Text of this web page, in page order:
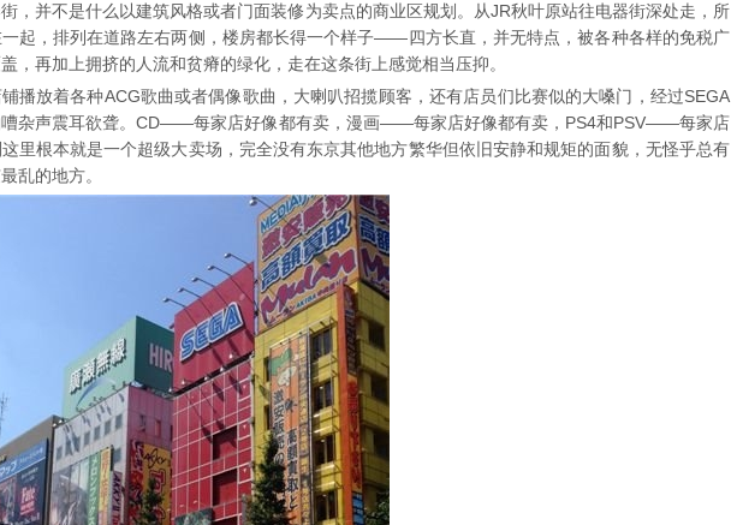
，并不是什么以建筑风格或者门面装修为卖点的商业区规划。从JR秋叶原站往电器街深处走，所
起，排列在道路左右两侧，楼房都长得一个样子——四方长直，并无特点，被各种各样的免税广
，再加上拥挤的人流和贫瘠的绿化，走在这条街上感觉相当压抑。
播放着各种ACG歌曲或者偶像歌曲，大喇叭招揽顾客，还有店员们比赛似的大嗓门，经过SEGA
嘈杂声震耳欲聋。CD——每家店好像都有卖，漫画——每家店好像都有卖，PS4和PSV——每家店
里根本就是一个超级大卖场，完全没有东京其他地方繁华但依旧安静和规矩的面貌，无怪乎总有
乱的地方。